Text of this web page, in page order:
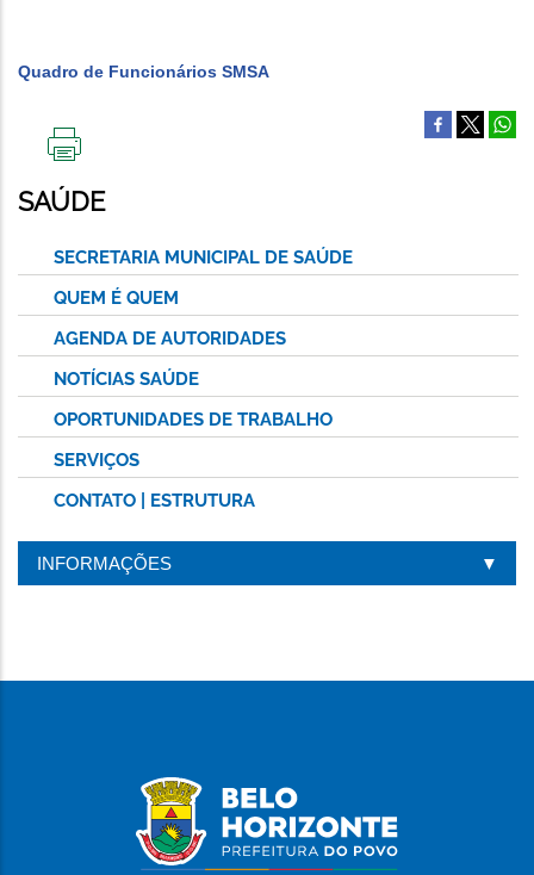
Quadro de Funcionários SMSA
ESTA
PÁGINA
SAÚDE
SECRETARIA MUNICIPAL DE SAÚDE
QUEM É QUEM
AGENDA DE AUTORIDADES
NOTÍCIAS SAÚDE
OPORTUNIDADES DE TRABALHO
SERVIÇOS
CONTATO | ESTRUTURA
INFORMAÇÕES